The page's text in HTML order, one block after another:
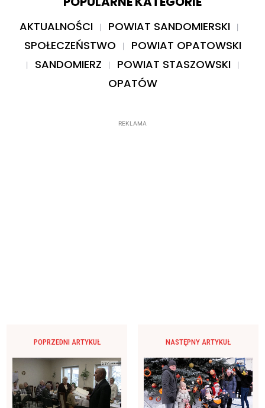
AKTUALNOŚCI
POWIAT SANDOMIERSKI
SPOŁECZEŃSTWO
POWIAT OPATOWSKI
SANDOMIERZ
POWIAT STASZOWSKI
OPATÓW
REKLAMA
POPRZEDNI ARTYKUŁ NASTĘPNY ARTYKUŁ